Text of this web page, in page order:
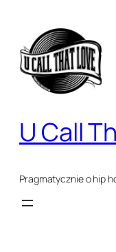
treści
U Call
Pragmatycznie o hip